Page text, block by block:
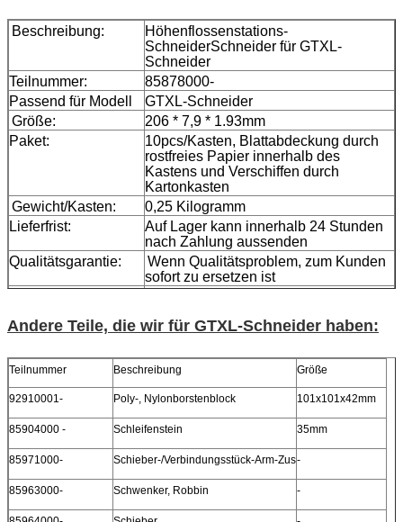
Beschreibung:
Höhenflossenstations-
SchneiderSchneider für GTXL-
Schneider
Teilnummer:
85878000-
Passend für Modell
GTXL-Schneider
Größe:
206 * 7,9 * 1.93mm
Paket:
10pcs/Kasten, Blattabdeckung durch
rostfreies Papier innerhalb des
Kastens und Verschiffen durch
Kartonkasten
Gewicht/Kasten:
0,25 Kilogramm
Lieferfrist:
Auf Lager kann innerhalb 24 Stunden
nach Zahlung aussenden
Qualitätsgarantie:
Wenn Qualitätsproblem, zum Kunden
sofort zu ersetzen ist
Andere Teile, die wir für GTXL-Schneider haben:
Teilnummer Beschreibung Größe
92910001- Poly-, Nylonborstenblock 101x101x42mm
85904000 - Schleifenstein 35mm
85971000- Schieber-/Verbindungsstück-Arm-Zus-
85963000- Schwenker, Robbin -